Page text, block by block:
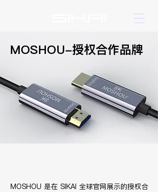
MOSHOU-授权合作品牌
MOSHOU 是在 SIKAI 全球官网展示的授权合